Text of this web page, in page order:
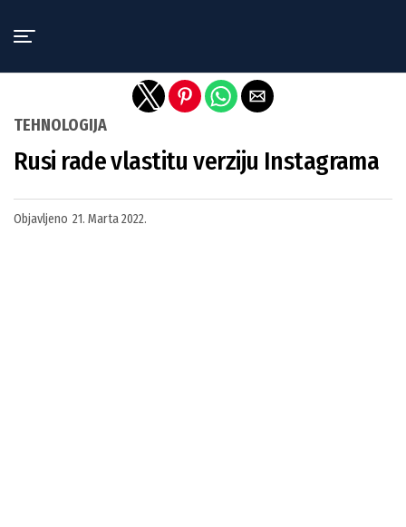
TEHNOLOGIJA
Rusi rade vlastitu verziju Instagrama
Objavljeno 21. Marta 2022.